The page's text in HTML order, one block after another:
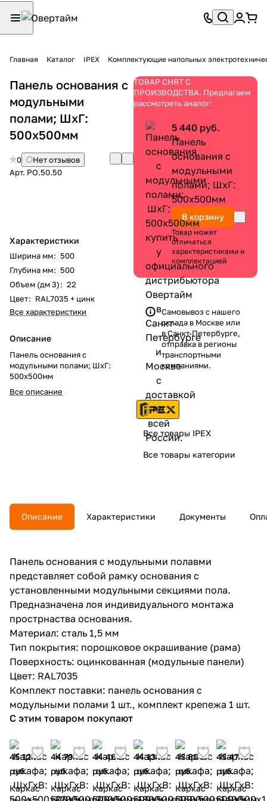
Главная Каталог IPEX Комплектующие напольных
Панель основания с
модульными
полами; ШхГ:
500х500мм
0
Нет отзывов
Арт. PO.50.50
Характеристики
Ширина мм: 500
Глубина мм: 500
Объем (дм 3): 22
Цвет: RAL7035 + цинк
Все характеристики
Описание
Панель основания с
модульными полами; ШхГ:
500х500мм
Все описание
ТОВАР СНЯТ С
ПРОИЗВОДСТВА. Предлагаем
рассмотреть аналог:
5 440 руб.
Панель
основания с
модульными
полами; ШхГ:
500х500мм
В корзину
Товар может
отличаться
характеристиками и
комплектацией
Самовывоз с нашего
склада в Москве или
в Санкт-Петербурге,
отправка в регионы
транспортными
компаниями.
Все товары IPEX
Все товары категории
Описание Характеристики Документы
Панель основания с модульными полавми
представляет собой рамку основания с
установленными модульными секциями пола.
Предназначена лоя индивидуального монтажа
прострнаства основания.
Материал: сталь 1,5 мм
Тип покрытия: порошковое окрашивание (рама)
Поверхность: оцинкованная (модульные панели)
Цвет: RAL7035
Комплект поставки: панель основания с
модульными полами 1 шт., комплект крепежа 1 шт.
С этим товаром покупают
45 124
руб.
Каркас
44 794
руб.
Каркас
44 464
руб.
Каркас
44 134
руб.
Каркас
43 804
руб.
Каркас
43 474
руб.
Каркас